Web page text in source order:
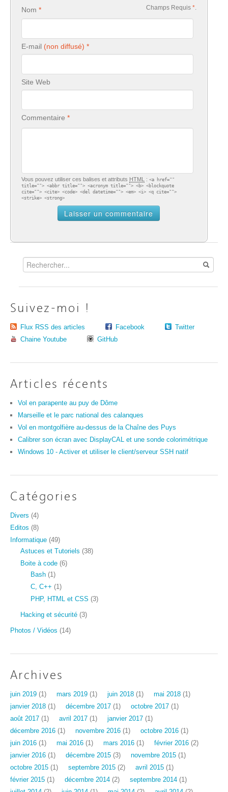
Champs Requis *.
Nom
E-mail
Site Web
Commentaire
Vous pouvez utiliser ces balises et attributs HTML : <a href=""
title=""> <abbr title=""> <acronym title=""> <b> <blockquote
cite=""> <cite> <code> <del datetime=""> <em> <i> <q cite="">
<strike> <strong>
Suivez-moi !
Flux RSS des articles Facebook
Twitter
Chaine Youtube
GitHub
Articles récents
Vol en parapente au puy de Dôme
Marseille et le parc national des calanques
Vol en montgolfière au-dessus de la Chaîne des Puys
Calibrer son écran avec DisplayCAL et une sonde colorimétrique
Windows 10 - Activer et utiliser le client/serveur SSH natif
Catégories
Divers (4)
Editos (8)
Informatique (49)
Astuces et Tutoriels (38)
Boite à code (6)
Bash (1)
C, C++ (1)
PHP, HTML et CSS (3)
Hacking et sécurité (3)
Photos / Vidéos (14)
Archives
juin 2019 (1) mars 2019 (1) juin 2018 (1) mai 2018 (1)
janvier 2018 (1) décembre 2017 (1) octobre 2017 (1)
août 2017 (1) avril 2017 (1) janvier 2017 (1)
décembre 2016 (1) novembre 2016 (1) octobre 2016 (1)
juin 2016 (1) mai 2016 (1) mars 2016 (1) février 2016 (2)
janvier 2016 (1) décembre 2015 (3) novembre 2015 (1)
octobre 2015 (1) septembre 2015 (2) avril 2015 (1)
février 2015 (1) décembre 2014 (2) septembre 2014 (1)